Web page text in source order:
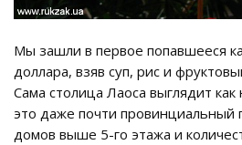
Мы зашли в первое попавшееся
доллара, взяв суп, рис и
Сама столица Лаоса выглядит
это даже почти
домов выше 5-го этажа и